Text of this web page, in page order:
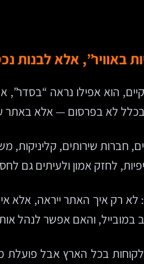
באוויר”, אלא לבנות
הוא אפילו נראה
לא בפרסום — אלא באתר
חברות שירותים,
לחזק אמון ולעיתים גם
לא רק איך האתר ייראה,
והאם אפשר לנהל אותו
בכל הארץ אבל פועלת